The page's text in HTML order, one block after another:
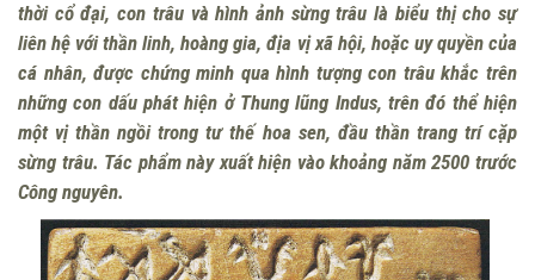
thời cổ đại, con trâu và hình ảnh sừng trâu là biểu thị cho sự
liên hệ với thần linh, hoàng gia, địa vị xã hội, hoặc uy quyền của
cá nhân, được chứng minh qua hình tượng con trâu khắc trên
những con dấu phát hiện ở Thung lũng Indus, trên đó thể hiện
một vị thần ngồi trong tư thế hoa sen, đầu thần trang trí cặp
sừng trâu. Tác phẩm này xuất hiện vào khoảng năm 2500 trước
Công nguyên.